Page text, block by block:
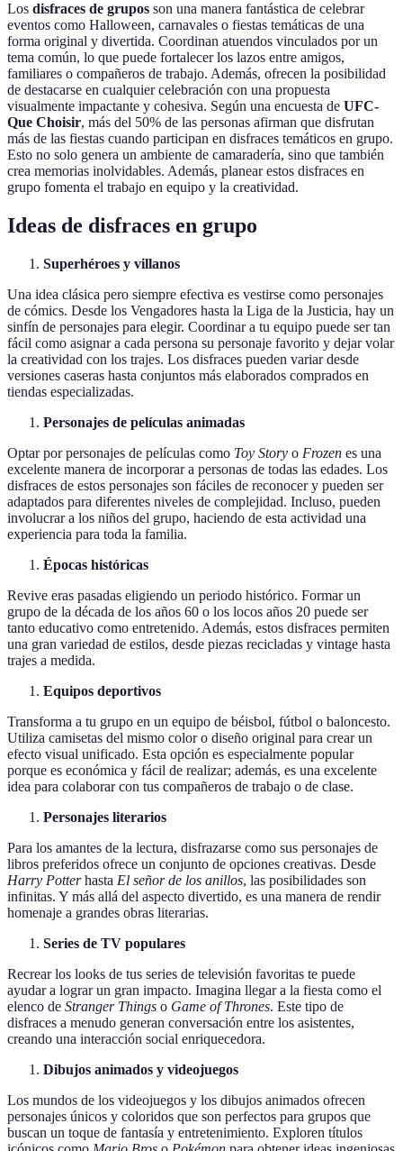
Los disfraces de grupos son una manera fantástica de celebrar
eventos como Halloween, carnavales o fiestas temáticas de una
forma original y divertida. Coordinan atuendos vinculados por un
tema común, lo que puede fortalecer los lazos entre amigos,
familiares o compañeros de trabajo. Además, ofrecen la posibilidad
de destacarse en cualquier celebración con una propuesta
visualmente impactante y cohesiva. Según una encuesta de UFC-
Que Choisir, más del 50% de las personas afirman que disfrutan
más de las fiestas cuando participan en disfraces temáticos en grupo.
Esto no solo genera un ambiente de camaradería, sino que también
crea memorias inolvidables. Además, planear estos disfraces en
grupo fomenta el trabajo en equipo y la creatividad.
Ideas de disfraces en grupo
Superhéroes y villanos
Una idea clásica pero siempre efectiva es vestirse como personajes
de cómics. Desde los Vengadores hasta la Liga de la Justicia, hay un
sinfín de personajes para elegir. Coordinar a tu equipo puede ser tan
fácil como asignar a cada persona su personaje favorito y dejar volar
la creatividad con los trajes. Los disfraces pueden variar desde
versiones caseras hasta conjuntos más elaborados comprados en
tiendas especializadas.
Personajes de películas animadas
Optar por personajes de películas como Toy Story o Frozen es una
excelente manera de incorporar a personas de todas las edades. Los
disfraces de estos personajes son fáciles de reconocer y pueden ser
adaptados para diferentes niveles de complejidad. Incluso, pueden
involucrar a los niños del grupo, haciendo de esta actividad una
experiencia para toda la familia.
Épocas históricas
Revive eras pasadas eligiendo un periodo histórico. Formar un
grupo de la década de los años 60 o los locos años 20 puede ser
tanto educativo como entretenido. Además, estos disfraces permiten
una gran variedad de estilos, desde piezas recicladas y vintage hasta
trajes a medida.
Equipos deportivos
Transforma a tu grupo en un equipo de béisbol, fútbol o baloncesto.
Utiliza camisetas del mismo color o diseño original para crear un
efecto visual unificado. Esta opción es especialmente popular
porque es económica y fácil de realizar; además, es una excelente
idea para colaborar con tus compañeros de trabajo o de clase.
Personajes literarios
Para los amantes de la lectura, disfrazarse como sus personajes de
libros preferidos ofrece un conjunto de opciones creativas. Desde
Harry Potterhasta El señor de los anillos, las posibilidades son
infinitas. Y más allá del aspecto divertido, es una manera de rendir
homenaje a grandes obras literarias.
Series de TV populares
Recrear los looks de tus series de televisión favoritas te puede
ayudar a lograr un gran impacto. Imagina llegar a la fiesta como el
elenco de Stranger Things o Game of Thrones. Este tipo de
disfraces a menudo generan conversación entre los asistentes,
creando una interacción social enriquecedora.
Dibujos animados y videojuegos
Los mundos de los videojuegos y los dibujos animados ofrecen
personajes únicos y coloridos que son perfectos para grupos que
buscan un toque de fantasía y entretenimiento. Exploren títulos